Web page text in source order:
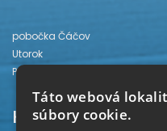
pobočka Čáčov
Utorok
Piatok
Kontakt
Táto webová
súbory cookie.